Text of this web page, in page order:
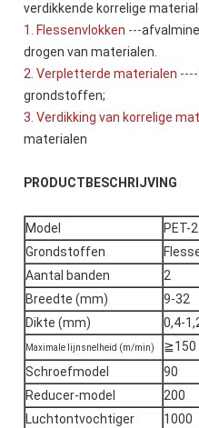
verdikkende korrelige
1. Flessenvlokken ---
drogen van materialen.
2. Verpletterde materialen ----
grondstoffen;
3. Verdikking van korrelige
materialen
PRODUCTBESCHRIJVING
Model PET-2
Grondstoffen
Aantal banden
2
Breedte (mm)
9-32
Dikte (mm)
0,4-
Maximale lijnsnelheid (m/min) ≧150
Schroefmodel
90
Reducer-model
200
Luchtontvochtiger
1000